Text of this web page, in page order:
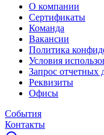
О компании
Сертификаты
Команда
Вакансии
Политика
Условия
Запрос отчетных
Реквизиты
Офисы
События
Контакты